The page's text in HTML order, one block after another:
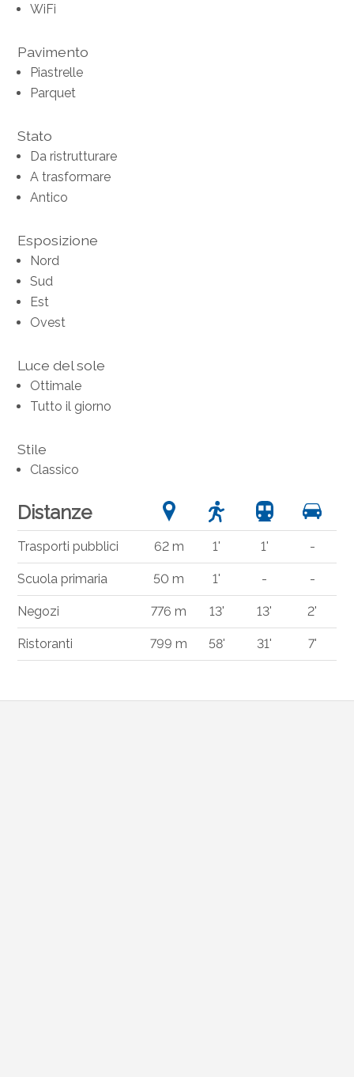
WiFi
Pavimento
Piastrelle
Parquet
Stato
Da ristrutturare
A trasformare
Antico
Esposizione
Nord
Sud
Est
Ovest
Luce del sole
Ottimale
Tutto il giorno
Stile
Classico
Distanze
Trasporti pubblici 62 m 1' 1' -
Scuola primaria 50 m 1' - -
Negozi 776 m 13' 13' 2'
Ristoranti 799 m 58' 31' 7'